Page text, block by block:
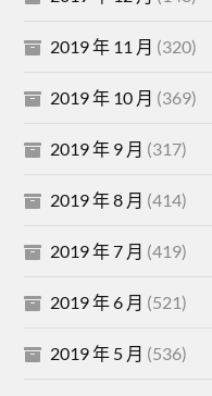
2019 年 11 月 (320)
2019 年 10 月 (369)
2019 年 9 月 (317)
2019 年 8 月 (414)
2019 年 7 月 (419)
2019 年 6 月 (521)
2019 年 5 月 (536)